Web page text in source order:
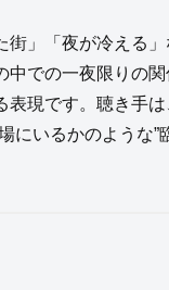
街」「夜が冷える」
中での一夜限りの
表現です。聴き手
にいるかのような